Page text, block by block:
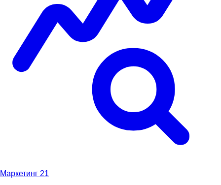
Маркетинг 21